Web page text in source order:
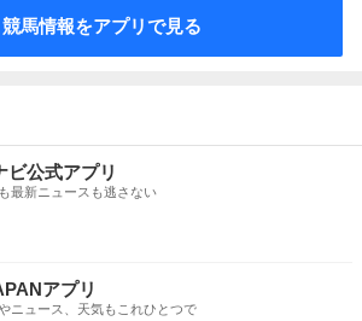
競馬情報をアプリで見る
ビ公式アプリ
最新ニュースも逃さない
アプリ
ニュース、天気もこれひとつで